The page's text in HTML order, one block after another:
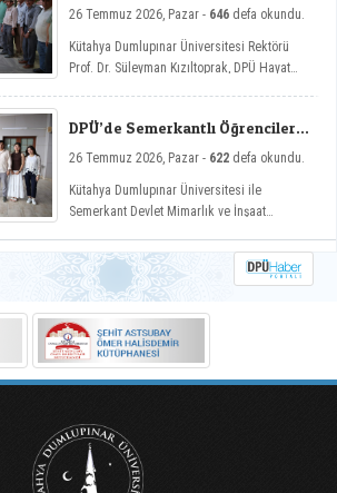
Yaz Atölyeleri programı, düzenlenen açılış
26 Temmuz 2026, Pazar - 646 defa okundu.
Kütahya Dumlupınar Üniversitesi Rektörü
Prof. Dr. Süleyman Kızıltoprak, DPÜ Hayat
katılarak vatandaşlarla buluştu.
DPÜ’de Semerkantlı Öğrencilere
26 Temmuz 2026, Pazar - 622 defa okundu.
Kütahya Dumlupınar Üniversitesi ile
Semerkant Devlet Mimarlık ve İnşaat
geçirilen iş birliği kapsamında misafir
öğrenciler yaz okulunda ağırlanıyor.